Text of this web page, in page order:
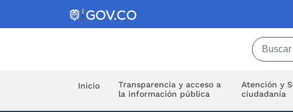
Inicio
Transparencia y acceso a
la información pública
Atención y
ciudadanía